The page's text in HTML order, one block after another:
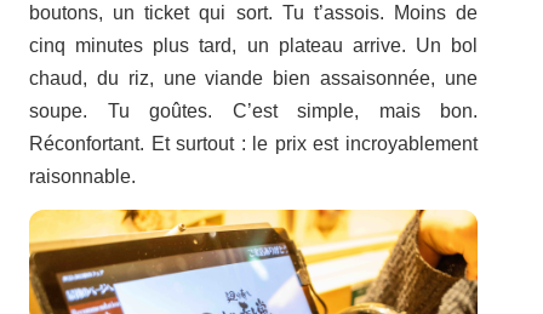
boutons, un ticket qui sort. Tu t’assois. Moins de
cinq minutes plus tard, un plateau arrive. Un bol
chaud, du riz, une viande bien assaisonnée, une
soupe. Tu goûtes. C’est simple, mais bon.
Réconfortant. Et surtout : le prix est incroyablement
raisonnable.